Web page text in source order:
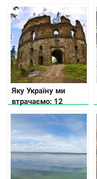
Яку Укрaїну ми
втрачаємo: 12
архітектурних
пам’яток на межі
зникнення